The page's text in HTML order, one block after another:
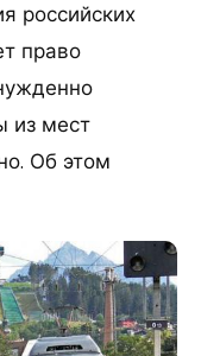
российских
право
из мест
Об этом